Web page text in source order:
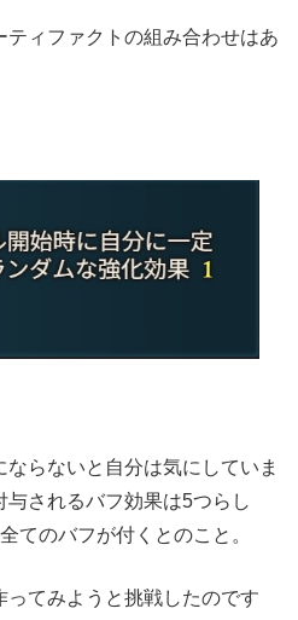
ティファクトの組み合わせはあ
らないと自分は気にしていま
されるバフ効果は5つらし
てのバフが付くとのこと。
てみようと挑戦したのです